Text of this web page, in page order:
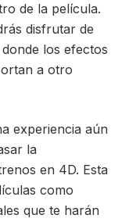
de la película.
disfrutar de
los efectos
a otro
experiencia aún
la
en 4D. Esta
como
que te harán